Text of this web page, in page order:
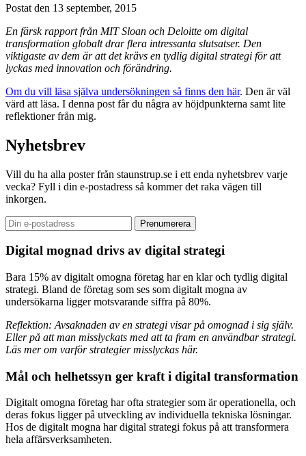
Postat den 13 september, 2015
En färsk rapport från MIT Sloan och Deloitte om digital
transformation globalt drar flera intressanta slutsatser. Den
viktigaste av dem är att det krävs en tydlig digital strategi för att
lyckas med innovation och förändring.
Om du vill läsa själva undersökningen så finns den här. Den är väl
värd att läsa. I denna post får du några av höjdpunkterna samt lite
reflektioner från mig.
Nyhetsbrev
Vill du ha alla poster från staunstrup.se i ett enda nyhetsbrev varje
vecka? Fyll i din e-postadress så kommer det raka vägen till
inkorgen.
Digital mognad drivs av digital strategi
Bara 15% av digitalt omogna företag har en klar och tydlig digital
strategi. Bland de företag som ses som digitalt mogna av
undersökarna ligger motsvarande siffra på 80%.
Reflektion: Avsaknaden av en strategi visar på omognad i sig själv.
Eller på att man misslyckats med att ta fram en användbar strategi.
Läs mer om varför strategier misslyckas här.
Mål och helhetssyn ger kraft i digital transformation
Digitalt omogna företag har ofta strategier som är operationella, och
deras fokus ligger på utveckling av individuella tekniska lösningar.
Hos de digitalt mogna har digital strategi fokus på att transformera
hela affärsverksamheten.